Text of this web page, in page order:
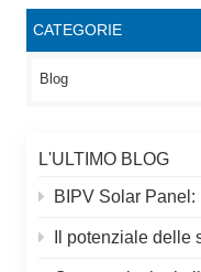
CATEGORIE
Blog
L'ULTIMO BLOG
BIPV Solar Panel: Unlocking New Solar
Il potenziale delle soluzioni